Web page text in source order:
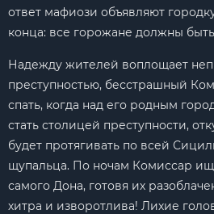
ответ мафиози объявляют
конца: все горожане должны
Надежду жителей воплощает
преступностью, бесстрашный
спать, когда над его родным
стать столицей преступности,
будет протягивать по всей
щупальца. По ночам Комиссар
самого Дона, готовя их
хитра и изворотлива! Лихие